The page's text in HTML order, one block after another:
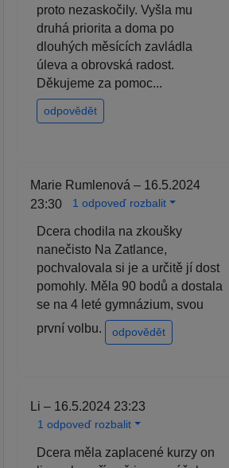
proto nezaskočily. Vyšla mu
druhá priorita a doma po
dlouhých měsících zavládla
úleva a obrovská radost.
Děkujeme za pomoc...
odpovědět
Marie Rumlenová – 16.5.2024
23:30
1 odpoveď rozbalit
Dcera chodila na zkoušky
nanečisto Na Zatlance,
pochvalovala si je a určitě jí dost
pomohly. Měla 90 bodů a dostala
se na 4 leté gymnázium, svou
první volbu.
odpovědět
Li – 16.5.2024 23:23
1 odpoveď rozbalit
Dcera měla zaplacené kurzy on